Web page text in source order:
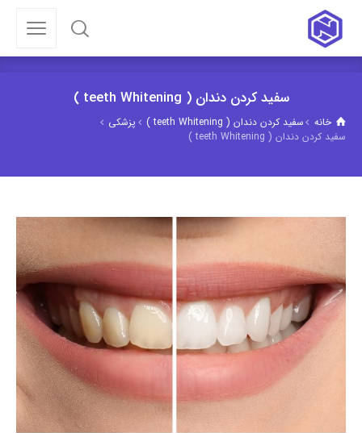
سفید کردن دندان ( teeth Whitening )
خانه سفید کردن دندان ( teeth Whitening )
پزشکی
سفید کردن دندان ( teeth Whitening )